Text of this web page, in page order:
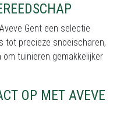
Gent een selectie
tot precieze snoeischaren,
tuinieren gemakkelijker
OP MET AVEVE